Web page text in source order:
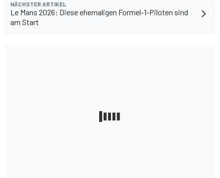
NÄCHSTER ARTIKEL
Le Mans 2026: Diese ehemaligen Formel-1-Piloten sind
am Start